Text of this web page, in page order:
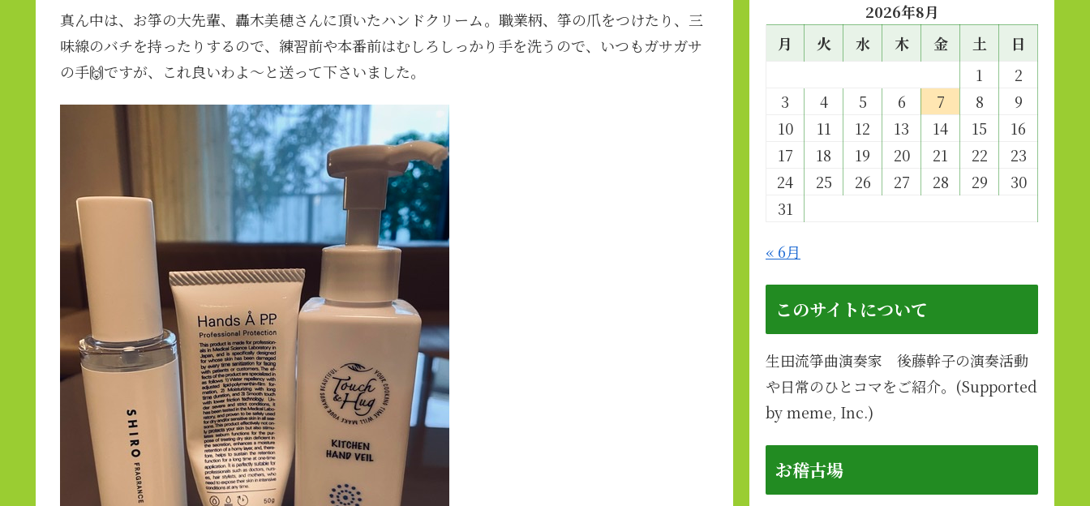
真ん中は、お箏の大先輩、轟木美穂さんに頂いたハンドクリーム。職業柄、箏の爪をつけたり、三
味線のバチを持ったりするので、練習前や本番前はむしろしっかり手を洗うので、いつもガサガサ
の手🙌ですが、これ良いわよ〜と送って下さいました。
2026年8月
月
火 水 木 金 土
日
1
2
3
4 5 6 7 8
9
10
11 12 13 14 15
16
17
18 19 20 21 22
23
24
25 26 27 28 29
30
31
« 6月
このサイトについて
生田流箏曲演奏家 後藤幹子の演奏活動
や日常のひとコマをご紹介。(Supported
by meme, Inc.)
お稽古場